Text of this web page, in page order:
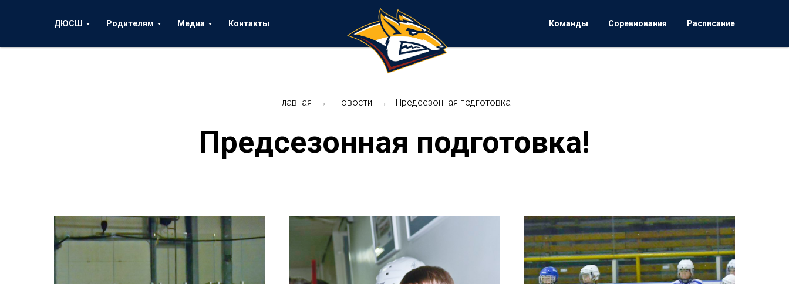
ДЮСШ Родителям Медиа Контакты Команды Соревнования Расписание
Главная → Новости → Предсезонная подготовка
Предсезонная подготовка!